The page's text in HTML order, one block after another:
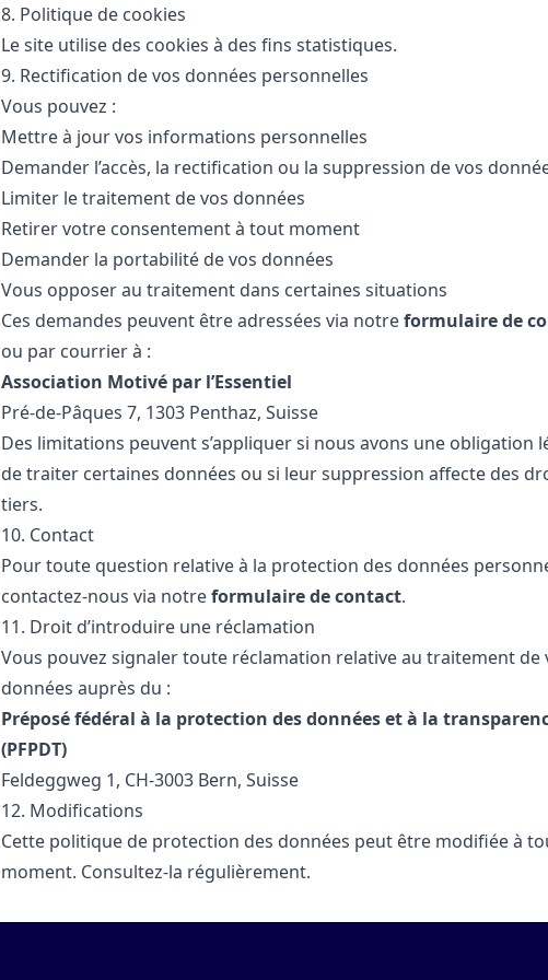
8. Politique de cookies
Le site utilise des cookies à des fins statistiques.
9. Rectification de vos données personnelles
Vous pouvez :
Mettre à jour vos informations personnelles
Demander l’accès, la rectification ou la suppression de vos
Limiter le traitement de vos données
Retirer votre consentement à tout moment
Demander la portabilité de vos données
Vous opposer au traitement dans certaines situations
Ces demandes peuvent être adressées via notreformulaire de
ou par courrier à :
Association Motivé par l’Essentiel
Pré-de-Pâques 7, 1303 Penthaz, Suisse
Des limitations peuvent s’appliquer si nous avons une obligation
de traiter certaines données ou si leur suppression affecte des
tiers.
10. Contact
Pour toute question relative à la protection des données
contactez-nous via notreformulaire de contact.
11. Droit d’introduire une réclamation
Vous pouvez signaler toute réclamation relative au traitement de
données auprès du :
Préposé fédéral à la protection des données et à la
(PFPDT)
Feldeggweg 1, CH-3003 Bern, Suisse
12. Modifications
Cette politique de protection des données peut être modifiée à
moment. Consultez-la régulièrement.